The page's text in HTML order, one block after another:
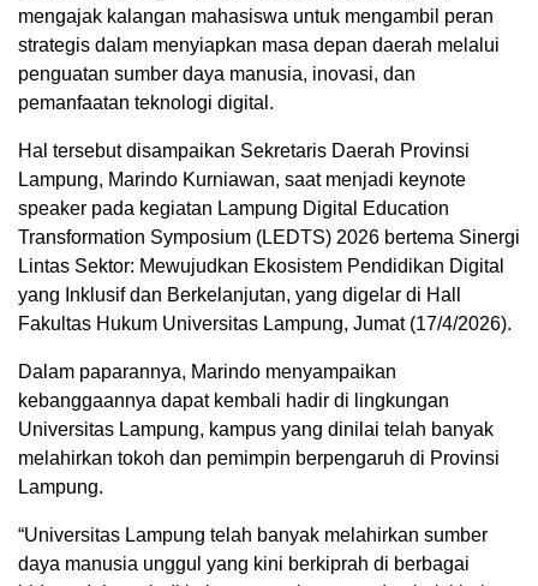
mengajak kalangan mahasiswa untuk mengambil peran
strategis dalam menyiapkan masa depan daerah melalui
penguatan sumber daya manusia, inovasi, dan
pemanfaatan teknologi digital.
Hal tersebut disampaikan Sekretaris Daerah Provinsi
Lampung, Marindo Kurniawan, saat menjadi keynote
speaker pada kegiatan Lampung Digital Education
Transformation Symposium (LEDTS) 2026 bertema Sinergi
Lintas Sektor: Mewujudkan Ekosistem Pendidikan Digital
yang Inklusif dan Berkelanjutan, yang digelar di Hall
Fakultas Hukum Universitas Lampung, Jumat (17/4/2026).
Dalam paparannya, Marindo menyampaikan
kebanggaannya dapat kembali hadir di lingkungan
Universitas Lampung, kampus yang dinilai telah banyak
melahirkan tokoh dan pemimpin berpengaruh di Provinsi
Lampung.
“Universitas Lampung telah banyak melahirkan sumber
daya manusia unggul yang kini berkiprah di berbagai